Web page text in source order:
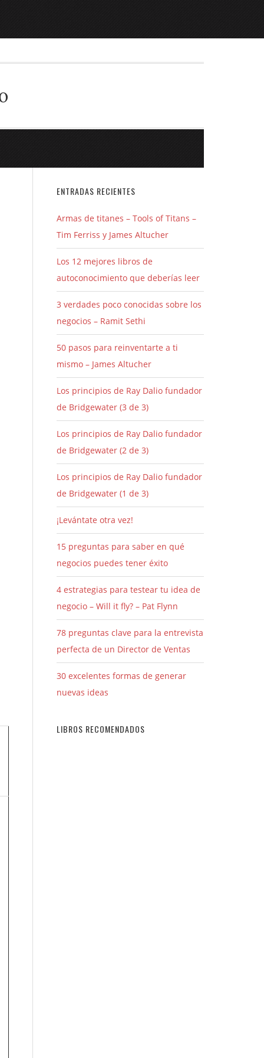
ENTRADAS RECIENTES
Armas de titanes – Tools of Titans –
Tim Ferriss y James Altucher
Los 12 mejores libros de
autoconocimiento que deberías leer
3 verdades poco conocidas sobre los
negocios – Ramit Sethi
50 pasos para reinventarte a ti
mismo – James Altucher
Los principios de Ray Dalio fundador
de Bridgewater (3 de 3)
Los principios de Ray Dalio fundador
de Bridgewater (2 de 3)
Los principios de Ray Dalio fundador
de Bridgewater (1 de 3)
¡Levántate otra vez!
15 preguntas para saber en qué
negocios puedes tener éxito
4 estrategias para testear tu idea de
negocio – Will it fly? – Pat Flynn
78 preguntas clave para la entrevista
perfecta de un Director de Ventas
30 excelentes formas de generar
nuevas ideas
LIBROS RECOMENDADOS